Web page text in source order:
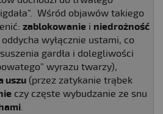
Wśród objawów takiego
zablokowanie i niedrożność
wyłącznie ustami, co
gardła i dolegliwości
wyrazu twarzy),
uszu (przez zatykanie trąbek
czy częste wybudzanie ze snu
.